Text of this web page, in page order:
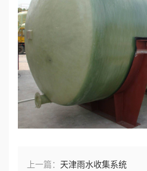
上一篇： 天津雨水收集系统